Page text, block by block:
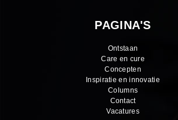
PAGINA'S
Ontstaan
Care en cure
Concepten
Inspiratie en innovatie
Columns
Contact
Vacatures